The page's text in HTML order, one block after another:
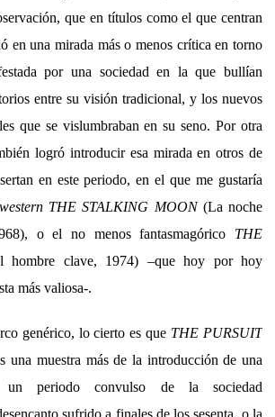
que en títulos como el que centran
en una mirada más o menos crítica en torno
por una sociedad en la que bullían
entre su visión tradicional, y los nuevos
que se vislumbraban en su seno. Por otra
logró introducir esa mirada en otros de
en este periodo, en el que me gustaría
western THE STALKING MOON(La noche
o el no menos fantasmagórico THE
hombre clave, 1974) –que hoy por hoy
más valiosa-.
genérico, lo cierto es que THE PURSUIT
una muestra más de la introducción de una
periodo convulso de la sociedad
sufrido a finales de los sesenta, o la